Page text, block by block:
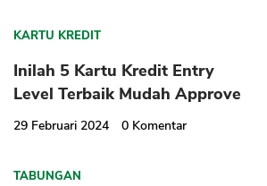
KARTU KREDIT
Inilah 5 Kartu Kredit Entry
Level Terbaik Mudah Approve
29 Februari 2024 0 Komentar
TABUNGAN